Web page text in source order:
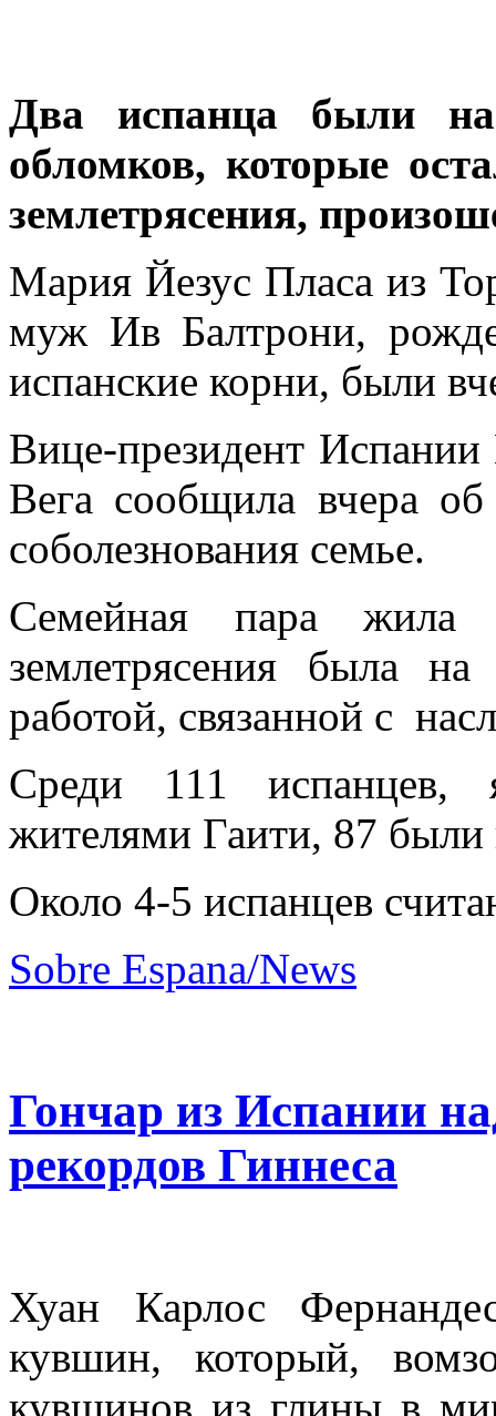
Два испанца были
обломков, которые
землетрясения,
Мария Йезус Пласа из
муж Ив Балтрони,
испанские корни, были
Вице-президент
Вега сообщила вчера
соболезнования семье.
Семейная пара
землетрясения была
работой, связанной с
Среди 111 испанцев,
жителями Гаити, 87
Около 4-5 испанцев
Sobre Espana/News
Гончар из Испании
рекордов Гиннеса
Хуан Карлос
кувшин, который,